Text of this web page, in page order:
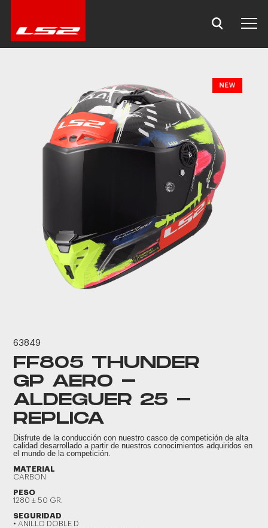
63849
FF805 THUNDER
GP AERO -
ALDEGUER 25 -
REPLICA
Disfrute de la conducción con nuestro casco de competición de alta
calidad desarrollado a partir de nuestros conocimientos adquiridos en
el mundo de la competición.
MATERIAL
CARBON
PESO
1280 ± 50 GR.
SEGURIDAD
• ANILLO DOBLE D